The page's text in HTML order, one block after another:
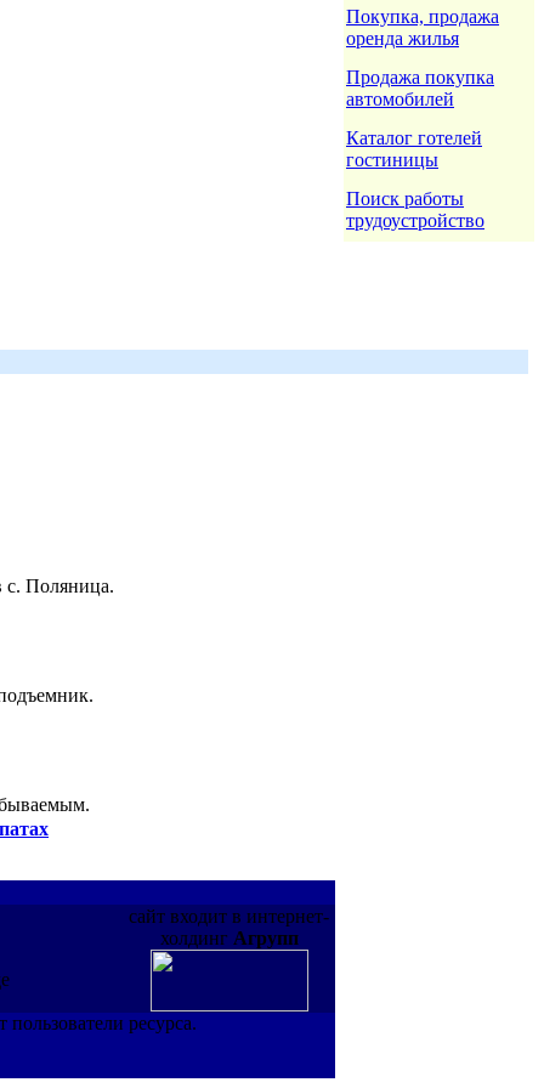
Покупка, продажа
оренда жилья
Продажа покупка
автомобилей
Каталог готелей
гостиницы
Поиск работы
трудоустройство
с. Поляница.
сайт входит в интернет-
холдинг Агрупп
ресурса.